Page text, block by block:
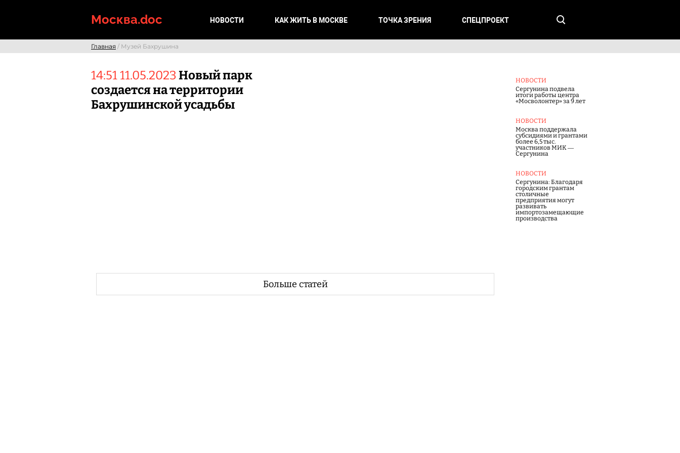
Москва.doc НОВОСТИ КАК ЖИТЬ В МОСКВЕ ТОЧКА ЗРЕНИЯ СПЕЦПРОЕКТ
Главная / Музей Бахрушина
14:51 11.05.2023 Новый парк
создается на территории
Бахрушинской усадьбы
НОВОСТИ
Сергунина подвела
итоги работы центра
«Мосволонтер» за 9 лет
НОВОСТИ
Москва поддержала
субсидиями и грантами
более 6,5 тыс.
участников МИК —
Сергунина
НОВОСТИ
Сергунина: Благодаря
городским грантам
столичные
предприятия могут
развивать
импортозамещающие
производства
Больше статей